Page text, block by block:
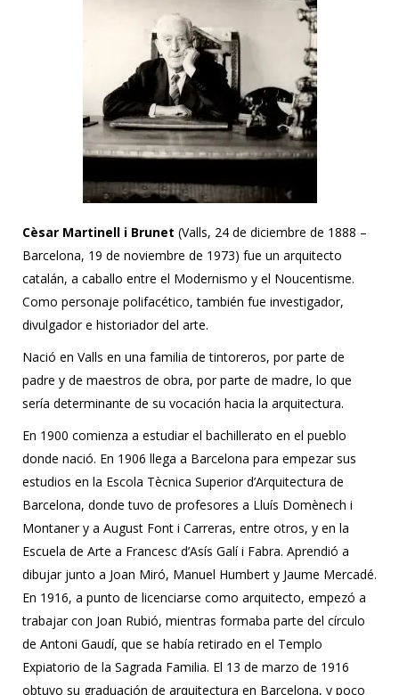
Cèsar Martinell i Brunet (Valls, 24 de diciembre de 1888 –
Barcelona, ​​19 de noviembre de 1973) fue un arquitecto
catalán, a caballo entre el Modernismo y el Noucentisme.
Como personaje polifacético, también fue investigador,
divulgador e historiador del arte.
Nació en Valls en una familia de tintoreros, por parte de
padre y de maestros de obra, por parte de madre, lo que
sería determinante de su vocación hacia la arquitectura.
En 1900 comienza a estudiar el bachillerato en el pueblo
donde nació. En 1906 llega a Barcelona para empezar sus
estudios en la Escola Tècnica Superior d’Arquitectura de
Barcelona, donde tuvo de profesores a Lluís Domènech i
Montaner y a August Font i Carreras, entre otros, y en la
Escuela de Arte a Francesc d’Asís Galí i Fabra. Aprendió a
dibujar junto a Joan Miró, Manuel Humbert y Jaume Mercadé.
En 1916, a punto de licenciarse como arquitecto, empezó a
trabajar con Joan Rubió, mientras formaba parte del círculo
de Antoni Gaudí, que se había retirado en el Templo
Expiatorio de la Sagrada Familia. El 13 de marzo de 1916
obtuvo su graduación de arquitectura en Barcelona, ​​y poco